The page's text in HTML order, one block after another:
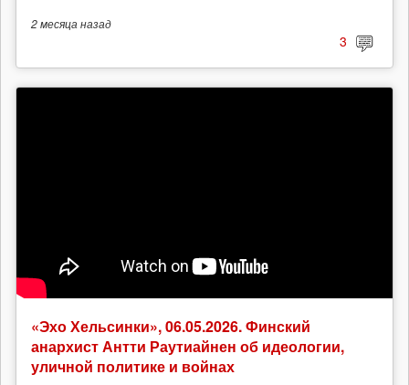
2 месяцаназад
3
«Эхо Хельсинки», 06.05.2026. Финский
анархист Антти Раутиайнен об идеологии,
уличной политике и войнах